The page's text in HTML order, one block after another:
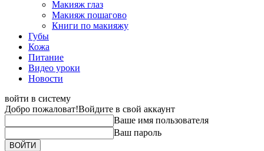
Макияж глаз
Макияж пошагово
Книги по макияжу
Губы
Кожа
Питание
Видео уроки
Новости
войти в систему
Добро пожаловат!Войдите в свой аккаунт
Ваше имя пользователя
Ваш пароль